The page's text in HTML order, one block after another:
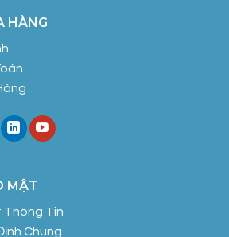
HÀNG
MẬT
Thông Tin
Chung